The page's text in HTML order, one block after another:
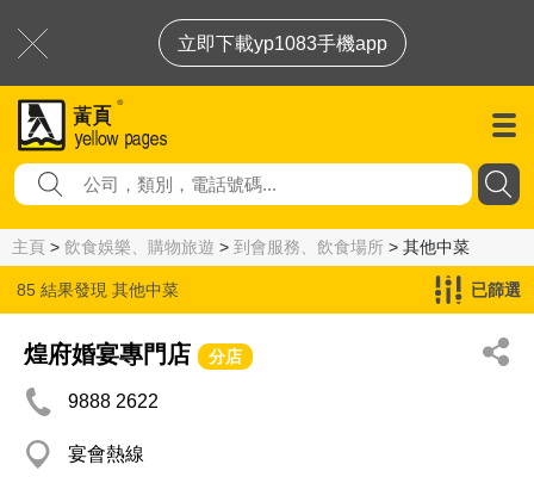
立即下載yp1083手機app
主頁 > 飲食娛樂、購物旅遊 > 到會服務、飲食場所 > 其他中菜
85 結果發現 其他中菜 已篩選
煌府婚宴專門店 分店
9888 2622
宴會熱線